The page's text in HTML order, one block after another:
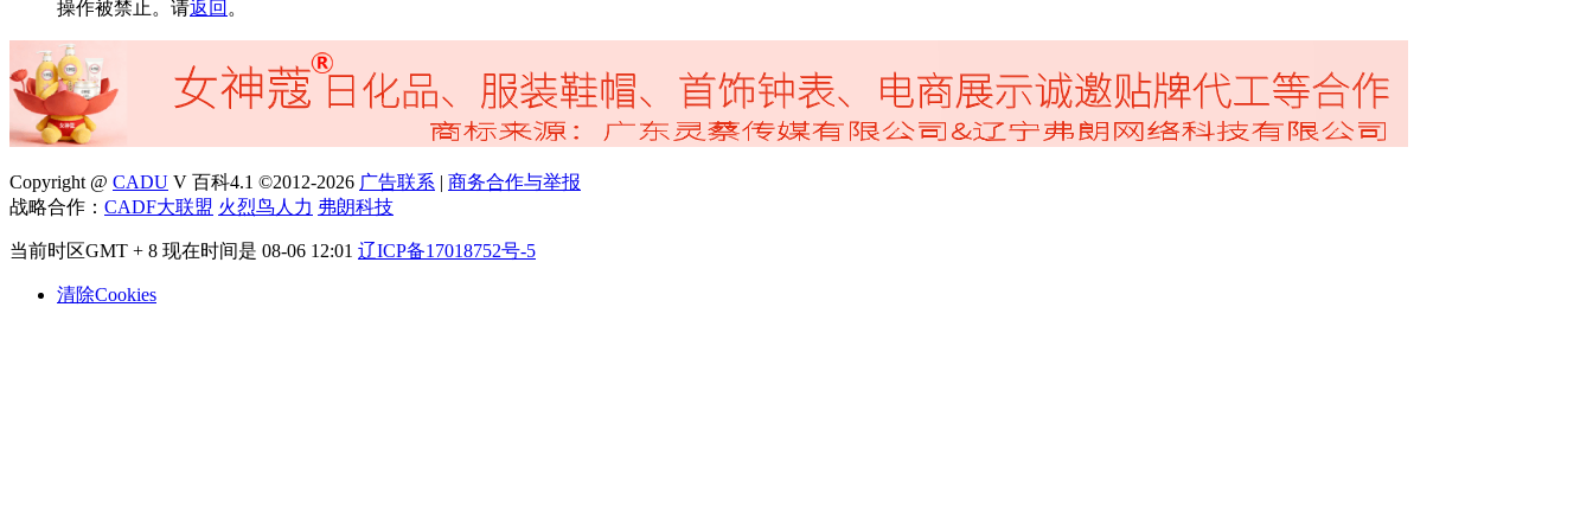
操作被禁止。请返回 。
Copyright @ CADU V 百科4.1 ©2012-2026 广告联系 | 商务合作与举报
战略合作： CADF大联盟 火烈鸟人力 弗朗科技
当前时区GMT + 8 现在时间是 08-06 12:01 辽ICP备17018752号-5
清除Cookies